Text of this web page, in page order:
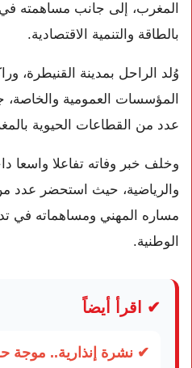
المغرب، إلى جانب مساهمته
بالطاقة والتنمية الاقتصادية.
وُلد الراحل بمدينة القنيطرة،
المؤسسات العمومية
عدد من القطاعات الحيوية
وخلف خبر وفاته تفاعلا واسعا
والرياضية، حيث استحضر عدد
مساره المهني ومساهماته في
الوطنية.
✔ اقرأ أيضاً